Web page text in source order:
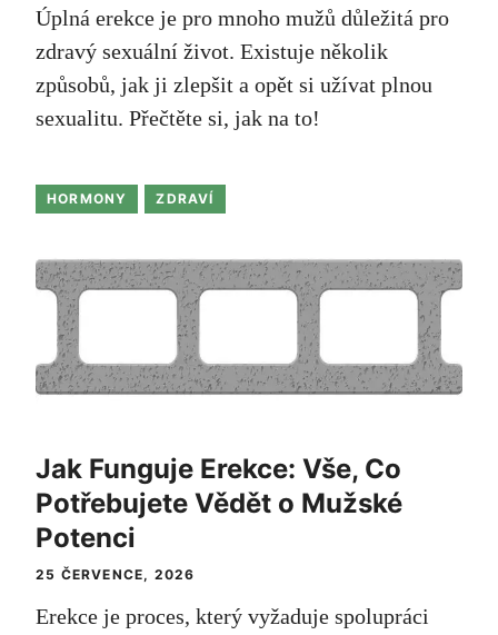
Úplná erekce je pro mnoho mužů důležitá pro
zdravý sexuální život. Existuje několik
způsobů, jak ji zlepšit a opět si užívat plnou
sexualitu. Přečtěte si, jak na to!
HORMONY ZDRAVÍ
Jak Funguje Erekce: Vše, Co
Potřebujete Vědět o Mužské
Potenci
25 ČERVENCE, 2026
Erekce je proces, který vyžaduje spolupráci